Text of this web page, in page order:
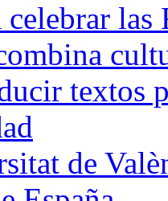
las
textos
de